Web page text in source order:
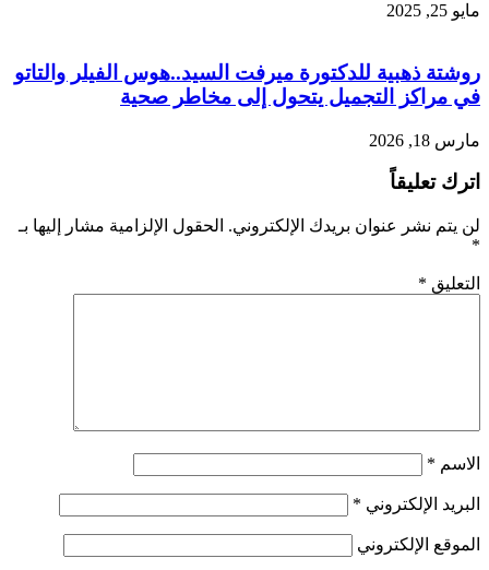
مايو 25, 2025
روشتة ذهبية للدكتورة ميرفت السيد..هوس الفيلر والتاتو
في مراكز التجميل يتحول إلى مخاطر صحية
مارس 18, 2026
اترك تعليقاً
لن يتم نشر عنوان بريدك الإلكتروني. الحقول الإلزامية مشار إليها بـ
*
التعليق *
الاسم *
البريد الإلكتروني *
الموقع الإلكتروني